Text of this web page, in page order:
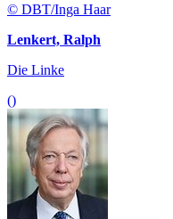
© DBT/Inga Haar
Lenkert, Ralph
Die Linke
()